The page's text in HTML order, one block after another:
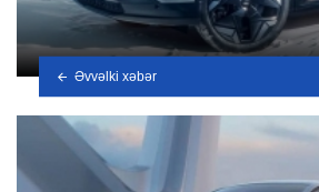
Əvvəlki xəbər